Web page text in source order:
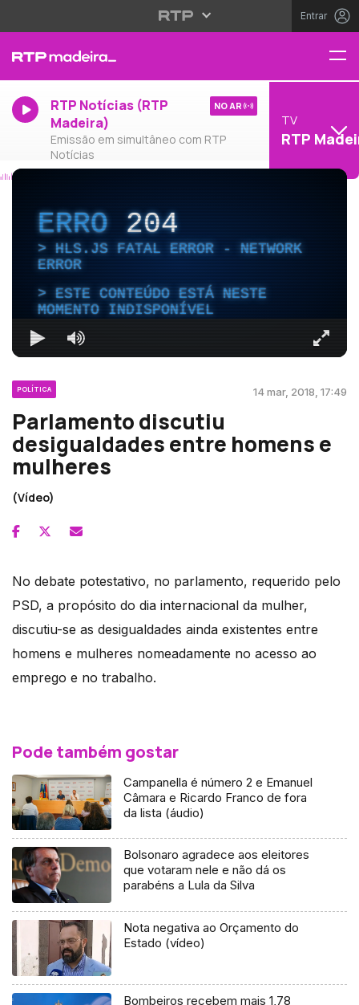
Entrar
RTP Notícias (RTP
Madeira)
Emissão em simultâneo com RTP
Notícias
NO AR
TV
RTP
ERRO204
HLS.JS FATAL ERROR - NETWORK
ERROR
ESTE CONTEÚDO ESTÁ NESTE
MOMENTO INDISPONÍVEL
POLÍTICA 14 mar, 2018, 17:49
Parlamento discutiu
desigualdades entre homens e
mulheres
(Vídeo)
No debate potestativo, no parlamento, requerido pelo
PSD, a propósito do dia internacional da mulher,
discutiu-se as desigualdades ainda existentes entre
homens e mulheres nomeadamente no acesso ao
emprego e no trabalho.
Pode também gostar
Campanella é número 2 e Emanuel
Câmara e Ricardo Franco de fora
da lista (áudio)
Bolsonaro agradece aos eleitores
que votaram nele e não dá os
parabéns a Lula da Silva
Nota negativa ao Orçamento do
Estado (vídeo)
Bombeiros recebem mais 1,78